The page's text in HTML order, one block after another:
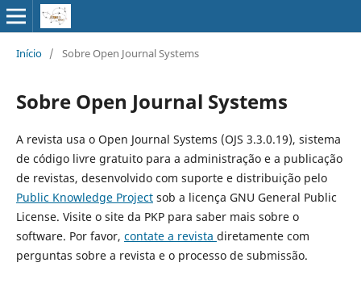
Início / Sobre Open Journal Systems
Sobre Open Journal Systems
A revista usa o Open Journal Systems (OJS 3.3.0.19), sistema
de código livre gratuito para a administração e a publicação
de revistas, desenvolvido com suporte e distribuição pelo
Public Knowledge Projectsob a licença GNU General Public
License. Visite o site da PKP para saber mais sobre o
software. Por favor, contate a revista diretamente com
perguntas sobre a revista e o processo de submissão.